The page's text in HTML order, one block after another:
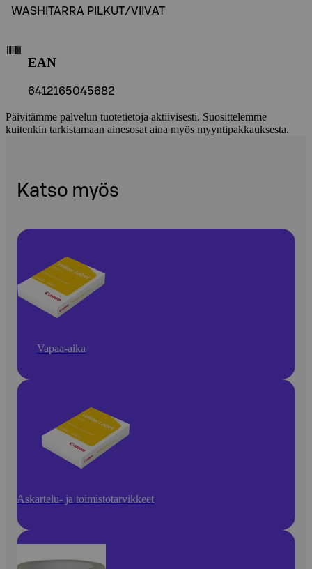
WASHITARRA PILKUT/VIIVAT
EAN
6412165045682
Päivitämme palvelun tuotetietoja aktiivisesti. Suosittelemme
kuitenkin tarkistamaan ainesosat aina myös myyntipakkauksesta.
Katso myös
Vapaa-aika
Askartelu- ja toimistotarvikkeet